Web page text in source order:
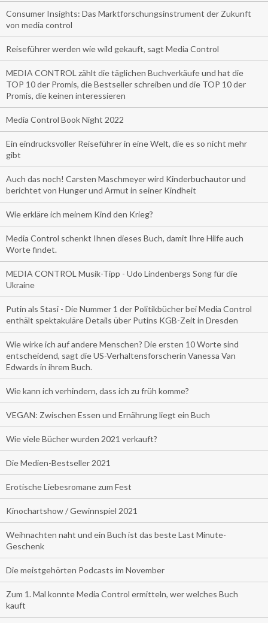
Consumer Insights: Das Marktforschungsinstrument der Zukunft
von media control
Reiseführer werden wie wild gekauft, sagt Media Control
MEDIA CONTROL zählt die täglichen Buchverkäufe und hat die
TOP 10 der Promis, die Bestseller schreiben und die TOP 10 der
Promis, die keinen interessieren
Media Control Book Night 2022
Ein eindrucksvoller Reiseführer in eine Welt, die es so nicht mehr
gibt
Auch das noch! Carsten Maschmeyer wird Kinderbuchautor und
berichtet von Hunger und Armut in seiner Kindheit
Wie erkläre ich meinem Kind den Krieg?
Media Control schenkt Ihnen dieses Buch, damit Ihre Hilfe auch
Worte findet.
MEDIA CONTROL Musik-Tipp - Udo Lindenbergs Song für die
Ukraine
Putin als Stasi - Die Nummer 1 der Politikbücher bei Media Control
enthält spektakuläre Details über Putins KGB-Zeit in Dresden
Wie wirke ich auf andere Menschen? Die ersten 10 Worte sind
entscheidend, sagt die US-Verhaltensforscherin Vanessa Van
Edwards in ihrem Buch.
Wie kann ich verhindern, dass ich zu früh komme?
VEGAN: Zwischen Essen und Ernährung liegt ein Buch
Wie viele Bücher wurden 2021 verkauft?
Die Medien-Bestseller 2021
Erotische Liebesromane zum Fest
Kinochartshow / Gewinnspiel 2021
Weihnachten naht und ein Buch ist das beste Last Minute-
Geschenk
Die meistgehörten Podcasts im November
Zum 1. Mal konnte Media Control ermitteln, wer welches Buch
kauft